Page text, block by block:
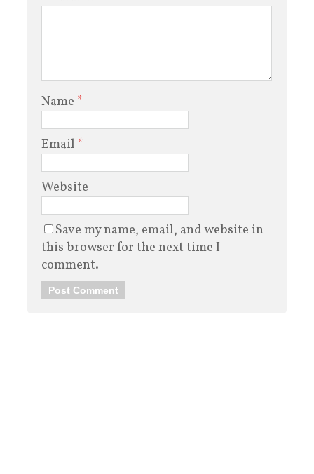
Name *
Email *
Website
Save my name, email, and website in
this browser for the next time I
comment.